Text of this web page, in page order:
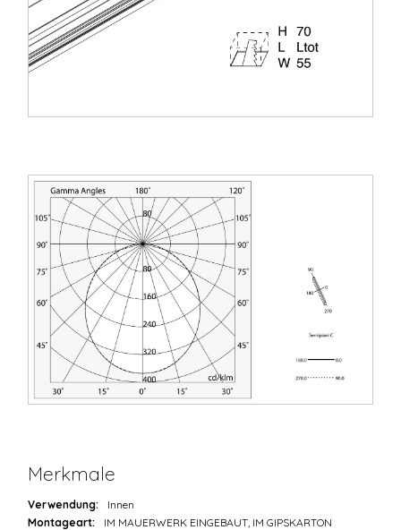
Merkmale
Verwendung:
Innen
Montageart:
IM MAUERWERK EINGEBAUT, IM GIPSKARTON